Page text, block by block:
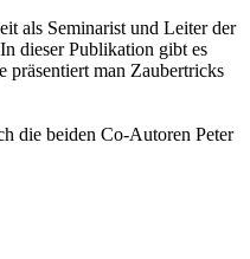
als Seminarist und Leiter der
dieser Publikation gibt es
man Zaubertricks
die beiden Co-Autoren Peter